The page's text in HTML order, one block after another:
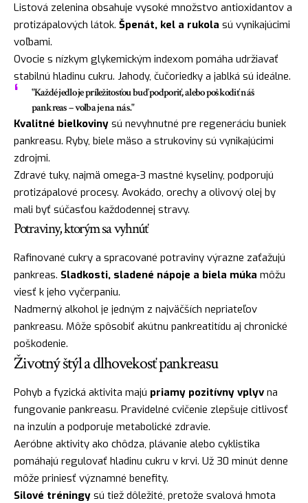
Listová zelenina obsahuje vysoké množstvo antioxidantov a
protizápalových látok. Špenát, kel a rukola sú vynikajúcimi
voľbami.
Ovocie s nízkym glykemickým indexom pomáha udržiavať
stabilnú hladinu cukru. Jahody, čučoriedky a jablká sú ideálne.
"Každé jedlo je príležitosťou buď podporiť, alebo poškodiť náš
pankreas – voľba je na nás."
Kvalitné bielkoviny sú nevyhnutné pre regeneráciu buniek
pankreasu. Ryby, biele mäso a strukoviny sú vynikajúcimi
zdrojmi.
Zdravé tuky, najmä omega-3 mastné kyseliny, podporujú
protizápalové procesy. Avokádo, orechy a olivový olej by
mali byť súčasťou každodennej stravy.
Potraviny, ktorým sa vyhnúť
Rafinované cukry a spracované potraviny výrazne zaťažujú
pankreas. Sladkosti, sladené nápoje a biela múka môžu
viesť k jeho vyčerpaniu.
Nadmerný alkohol je jedným z najväčších nepriateľov
pankreasu. Môže spôsobiť akútnu pankreatitídu aj chronické
poškodenie.
Životný štýl a dlhovekosť pankreasu
Pohyb a fyzická aktivita majú priamy pozitívny vplyvna
fungovanie pankreasu. Pravidelné cvičenie zlepšuje citlivosť
na inzulín a podporuje metabolické zdravie.
Aeróbne aktivity ako chôdza, plávanie alebo cyklistika
pomáhajú regulovať hladinu cukru v krvi. Už 30 minút denne
môže priniesť významné benefity.
Silové tréningy sú tiež dôležité, pretože svalová hmota